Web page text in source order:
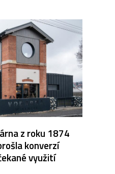
z roku 1874
konverzí
využití